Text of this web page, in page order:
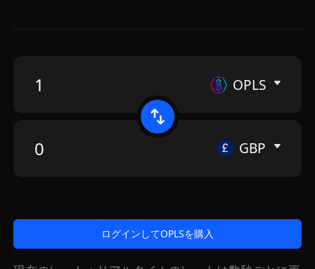
OPLS
GBP
ログインしてOPLSを購入